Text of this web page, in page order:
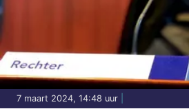
7 maart 2024, 14:48 uur